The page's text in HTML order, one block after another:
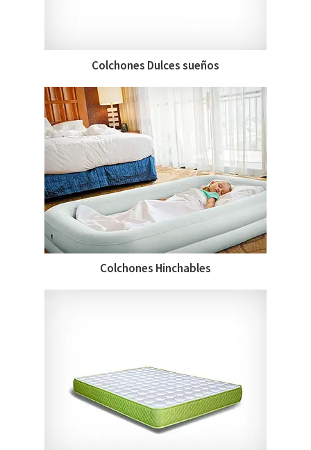
Colchones Dulces sueños
Colchones Hinchables